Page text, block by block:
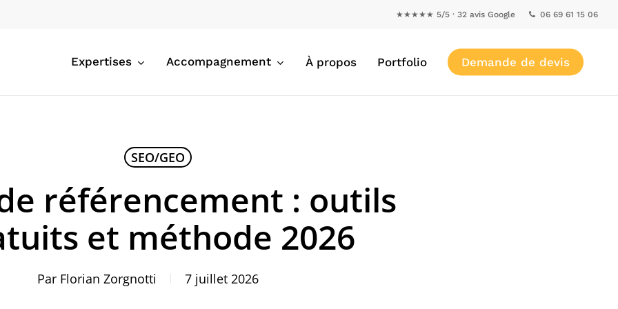
★★★★★ 5/5 · 32 avis Google 06 69 61 15 06
Expertises Accompagnement À propos Portfolio Demande de devis
SEO/GEO
référencement : outils
et méthode 2026
Par Florian Zorgnotti 7 juillet 2026